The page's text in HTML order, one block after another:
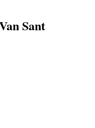
Sant